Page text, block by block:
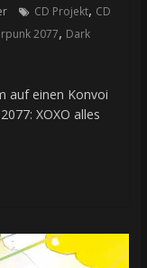
CD Projekt, CD
2077, Dark
auf einen Konvoi
XOXO alles